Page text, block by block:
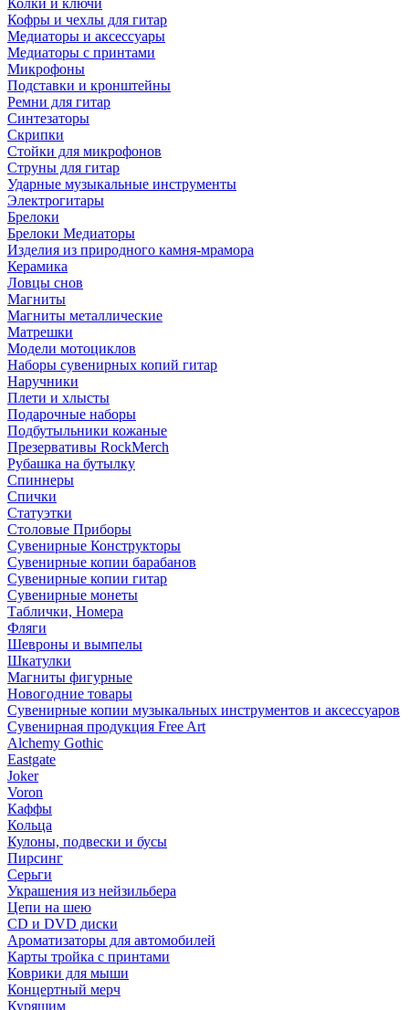
Колки и ключи
Кофры и чехлы для гитар
Медиаторы и аксессуары
Медиаторы с принтами
Микрофоны
Подставки и кронштейны
Ремни для гитар
Синтезаторы
Скрипки
Стойки для микрофонов
Струны для гитар
Ударные музыкальные инструменты
Электрогитары
Брелоки
Брелоки Медиаторы
Изделия из природного камня-мрамора
Керамика
Ловцы снов
Магниты
Магниты металлические
Матрешки
Модели мотоциклов
Наборы сувенирных копий гитар
Наручники
Плети и хлысты
Подарочные наборы
Подбутыльники кожаные
Презервативы RockMerch
Рубашка на бутылку
Спиннеры
Спички
Статуэтки
Столовые Приборы
Сувенирные Конструкторы
Сувенирные копии барабанов
Сувенирные копии гитар
Сувенирные монеты
Таблички, Номера
Фляги
Шевроны и вымпелы
Шкатулки
Магниты фигурные
Новогодние товары
Сувенирные копии музыкальных инструментов и аксессуаров
Сувенирная продукция Free Art
Alchemy Gothic
Eastgate
Joker
Voron
Каффы
Кольца
Кулоны, подвески и бусы
Пирсинг
Серьги
Украшения из нейзильбера
Цепи на шею
CD и DVD диски
Ароматизаторы для автомобилей
Карты тройка с принтами
Коврики для мыши
Концертный мерч
Курящим